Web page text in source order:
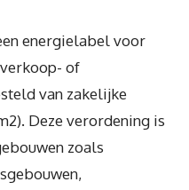
energielabel voor
of
van zakelijke
Deze verordening is
zoals